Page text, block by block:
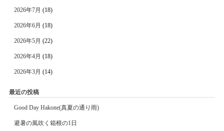
2026年7月 (18)
2026年6月 (18)
2026年5月 (22)
2026年4月 (18)
2026年3月 (14)
最近の投稿
Good Day Hakone(真夏の通り雨)
避暑の風吹く箱根の1日